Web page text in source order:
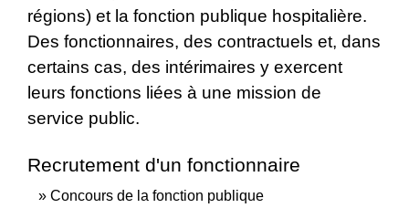
régions) et la fonction publique hospitalière.
Des fonctionnaires, des contractuels et, dans
certains cas, des intérimaires y exercent
leurs fonctions liées à une mission de
service public.
Recrutement d'un fonctionnaire
Concours de la fonction publique